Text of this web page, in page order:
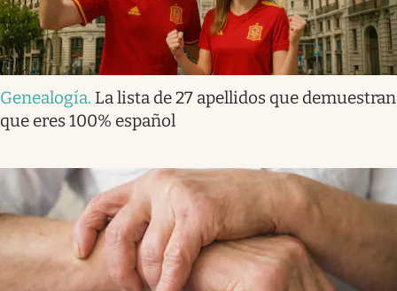
Genealogía. La lista de 27 apellidos que demuestran
que eres 100% español